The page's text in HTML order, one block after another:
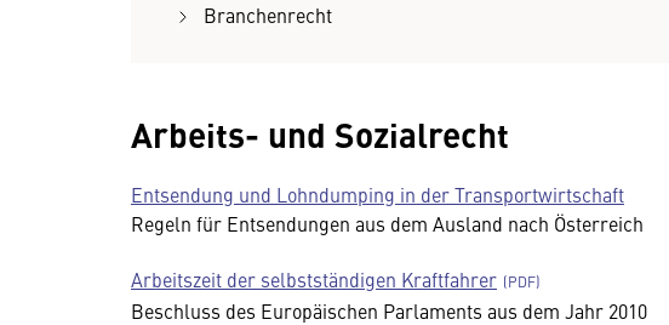
Branchenrecht
Arbeits- und Sozialrecht
Entsendung und Lohndumping in der Transportwirtschaft
Regeln für Entsendungen aus dem Ausland nach Österreich
Arbeitszeit der selbstständigen Kraftfahrer
Beschluss des Europäischen Parlaments aus dem Jahr 2010